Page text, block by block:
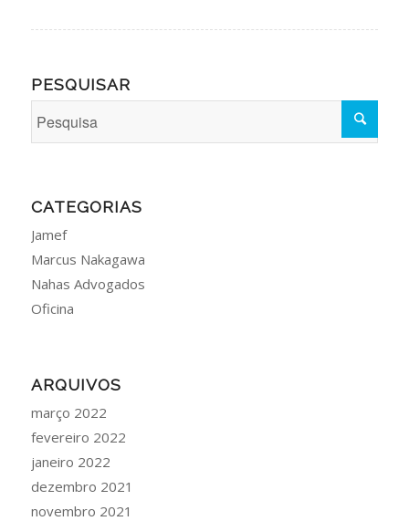
PESQUISAR
CATEGORIAS
Jamef
Marcus Nakagawa
Nahas Advogados
Oficina
ARQUIVOS
março 2022
fevereiro 2022
janeiro 2022
dezembro 2021
novembro 2021